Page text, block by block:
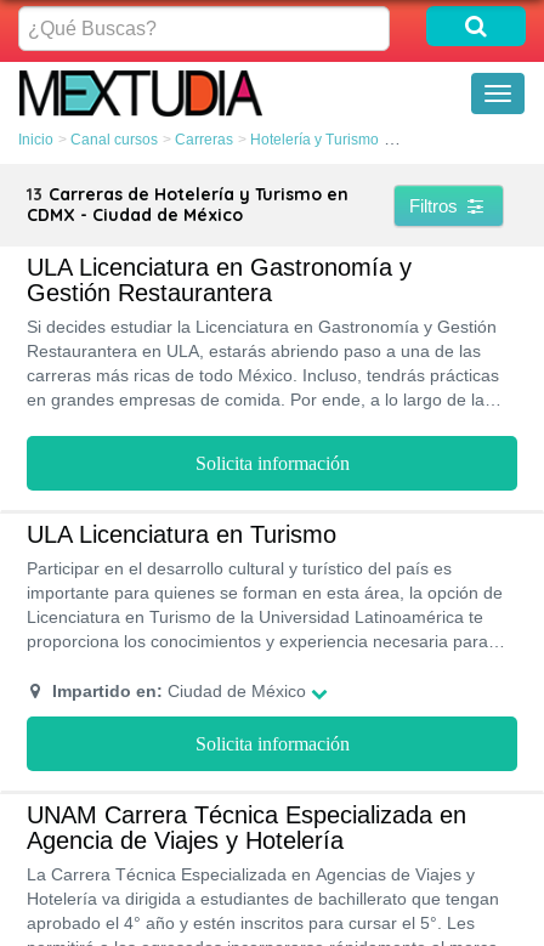
¿Qué
Buscas?
Inicio Canal cursos Carreras Hotelería y Turismo CDMX - Ciudad de
13 Carreras de Hotelería y Turismo en
CDMX - Ciudad de México
Filtros
ULA Licenciatura en Gastronomía y
Gestión Restaurantera
Si decides estudiar la Licenciatura en Gastronomía y Gestión
Restaurantera en ULA, estarás abriendo paso a una de las
carreras más ricas de todo México. Incluso, tendrás prácticas
en grandes empresas de comida. Por ende, a lo largo de la
obtendrás un título que será reconocido tanto en México como
fuera del país.
Solicita información
ULA Licenciatura en Turismo
Participar en el desarrollo cultural y turístico del país es
importante para quienes se forman en esta área, la opción de
Licenciatura en Turismo de la Universidad Latinoamérica te
proporciona los conocimientos y experiencia necesaria para
graduarte con sus prácticas profesionales en importantes
empresas del sector, del mismo modo al participar de
intercambios estudiantiles podrás tener acceso a nuevas
culturas.
Impartido en: Ciudad de México
Solicita información
UNAM Carrera Técnica Especializada en
Agencia de Viajes y Hotelería
La Carrera Técnica Especializada en Agencias de Viajes y
Hotelería va dirigida a estudiantes de bachillerato que tengan
aprobado el 4° año y estén inscritos para cursar el 5°. Les